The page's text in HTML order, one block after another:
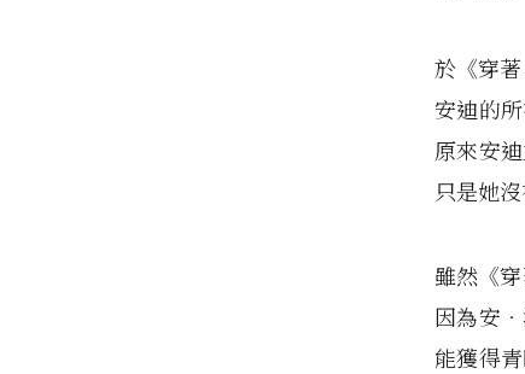
於《穿
安迪的
原來安
只是她
雖然《
因為安‧
能獲得